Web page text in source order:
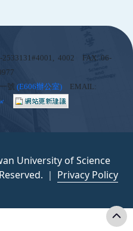
4002 FAX: 06-
號 (E606辦公室)EMAIL:
University of Science
｜ Privacy Policy